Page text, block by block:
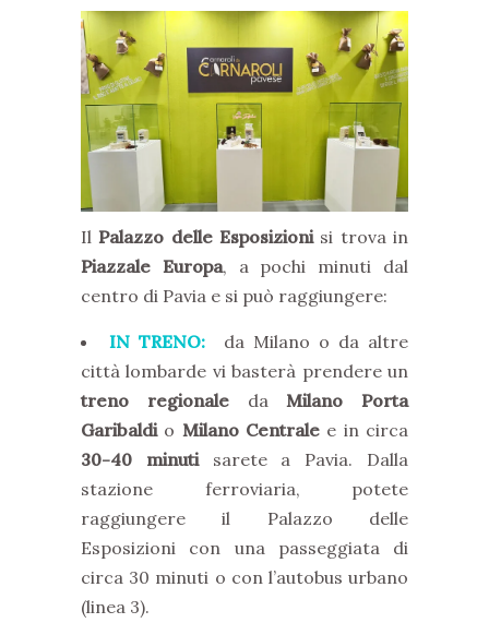
IlPalazzo delle Esposizionisi trova in
Piazzale Europa, a pochi minuti dal
centro di Pavia e si può raggiungere:
IN TRENO: da Milano o da altre
città lombarde vi basterà prendere un
treno regionaledaMilano Porta
Garibaldio Milano Centrale e in circa
30-40 minutisarete a Pavia. Dalla
stazione ferroviaria, potete
raggiungere il Palazzo delle
Esposizioni con una passeggiata di
circa 30 minuti o con l’autobus urbano
(linea 3).